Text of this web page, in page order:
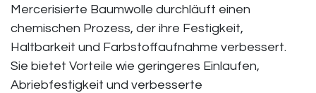
Mercerisierte Baumwolle durchläuft einen
chemischen Prozess, der ihre Festigkeit,
Haltbarkeit und Farbstoffaufnahme verbessert.
Sie bietet Vorteile wie geringeres Einlaufen,
Abriebfestigkeit und verbesserte